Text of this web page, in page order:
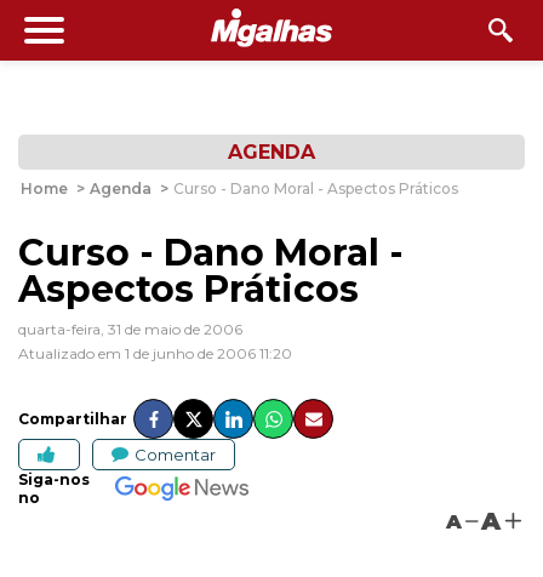
AGENDA
Home > Agenda > Curso - Dano Moral - Aspectos Práticos
Curso - Dano Moral -
Aspectos Práticos
quarta-feira, 31 de maio de 2006
Atualizado em 1 de junho de 2006 11:20
Compartilhar
Comentar
Siga-nos
no
A A